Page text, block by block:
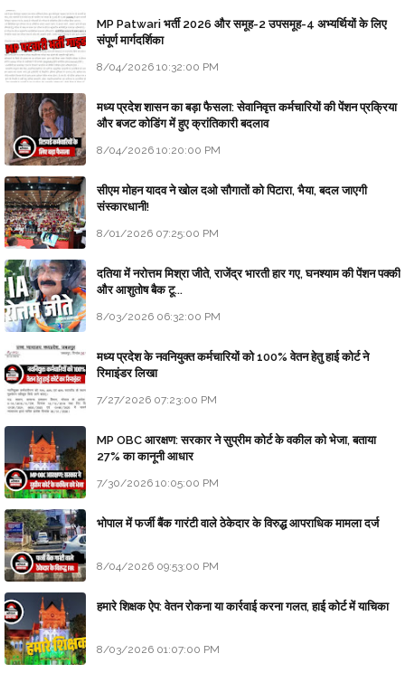
MP Patwari भर्ती 2026 और समूह-2 उपसमूह-4 अभ्यर्थियों के लिए
संपूर्ण मार्गदर्शिका
8/04/2026 10:32:00 PM
मध्य प्रदेश शासन का बड़ा फैसला: सेवानिवृत्त कर्मचारियों की पेंशन प्रक्रिया
और बजट कोडिंग में हुए क्रांतिकारी बदलाव
8/04/2026 10:20:00 PM
सीएम मोहन यादव ने खोल दओ सौगातों को पिटारा, भैया, बदल जाएगी
संस्कारधानी!
8/01/2026 07:25:00 PM
दतिया में नरोत्तम मिश्रा जीते, राजेंद्र भारती हार गए, घनश्याम की पेंशन पक्की
और आशुतोष बैक टू...
8/03/2026 06:32:00 PM
मध्य प्रदेश के नवनियुक्त कर्मचारियों को 100% वेतन हेतु हाई कोर्ट ने
रिमाइंडर लिखा
7/27/2026 07:23:00 PM
MP OBC आरक्षण: सरकार ने सुप्रीम कोर्ट के वकील को भेजा, बताया
27% का कानूनी आधार
7/30/2026 10:05:00 PM
भोपाल में फर्जी बैंक गारंटी वाले ठेकेदार के विरुद्ध आपराधिक मामला दर्ज
8/04/2026 09:53:00 PM
हमारे शिक्षक ऐप: वेतन रोकना या कार्रवाई करना गलत, हाई कोर्ट में याचिका
8/03/2026 01:07:00 PM